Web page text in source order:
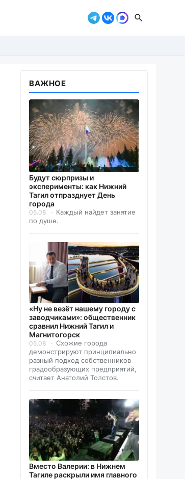
ВАЖНОЕ
Будут сюрпризы и
эксперименты: как Нижний
Тагил отпразднует День
города
05.08
Каждый найдет занятие
по душе.
«Ну не везёт нашему городу с
заводчиками»: общественник
сравнил Нижний Тагил и
Магнитогорск
05.08
Схожие города
демонстрируют принципиально
разный подход собственников
градообразующих предприятий,
считает Анатолий Толстов.
Вместо Валерии: в Нижнем
Тагиле раскрыли имя главного